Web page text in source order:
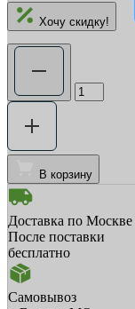
Хочу скидку!
В корзину
Доставка по Москве
После поставки
бесплатно
Самовывоз